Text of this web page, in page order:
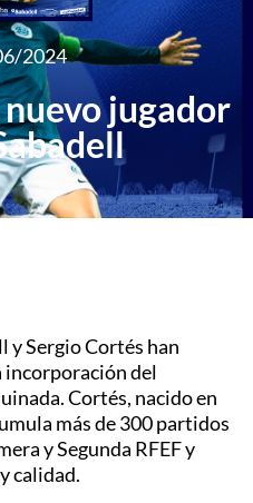
2024
jugador
y Sergio Cortés han
incorporación del
Cortés, nacido en
más de 300 partidos
y Segunda RFEF y
calidad.